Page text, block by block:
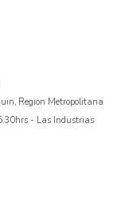
Region Metropolitana
- Las Industrias